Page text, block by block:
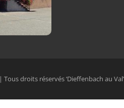
| Tous droits réservés ‘Dieffenbach au